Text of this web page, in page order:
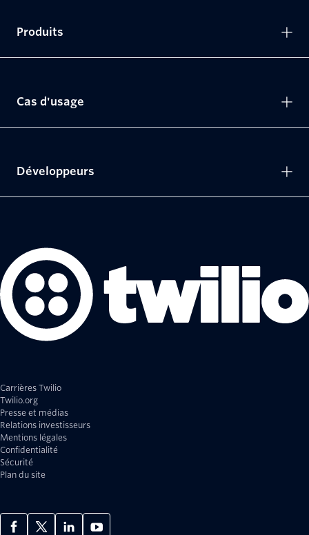
Carrières Twilio
Twilio.org
Presse et médias
Relations investisseurs
Mentions légales
Confidentialité
Sécurité
Plan du site
Produits
Cas d'usage
Développeurs